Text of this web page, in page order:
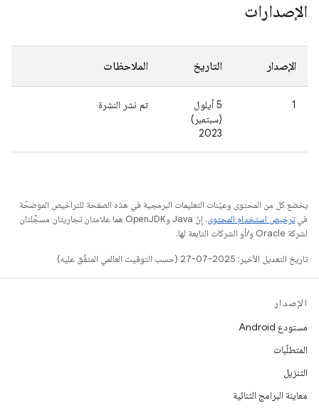
الإصدارات
الإصدار التاريخ الملاحظات
1
5 أيلول
(سبتمبر)
2023
تم نشر النشرة
يخضع كل من المحتوى وعيّنات التعليمات البرمجية في هذه الصفحة للتراخيص الموضحّة
فيترخيص استخدام المحتوى
. إنّ Java وOpenJDK هما علامتان تجاريتان مسجَّلتان
لشركة Oracle و/أو الشركات التابعة لها.
تاريخ التعديل الأخير: 2025-07-27 (حسب التوقيت العالمي المتفَّق عليه)
الإصدار
مستودع Android
المتطلّبات
التنزيل
معاينة البرامج الثنائية